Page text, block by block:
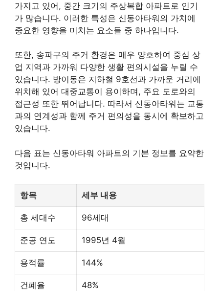
가지고 있어, 중간 크기의 주상복합 아파트로 인기
가 많습니다. 이러한 특성은 신동아타워의 가치에
중요한 영향을 미치는 요소들 중 하나입니다.
또한, 송파구의 주거 환경은 매우 양호하여 중심 상
업 지역과 가까워 다양한 생활 편의시설을 누릴 수
있습니다. 방이동은 지하철 9호선과 가까운 거리에
위치해 있어 대중교통이 용이하며, 주요 도로와의
접근성 또한 뛰어납니다. 따라서 신동아타워는 교통
과의 연계성과 함께 주거 편의성을 동시에 확보하고
있습니다.
다음 표는 신동아타워 아파트의 기본 정보를 요약한
것입니다.
항목 세부 내용
총 세대수 96세대
준공 연도 1995년 4월
용적률 144%
건폐율 48%